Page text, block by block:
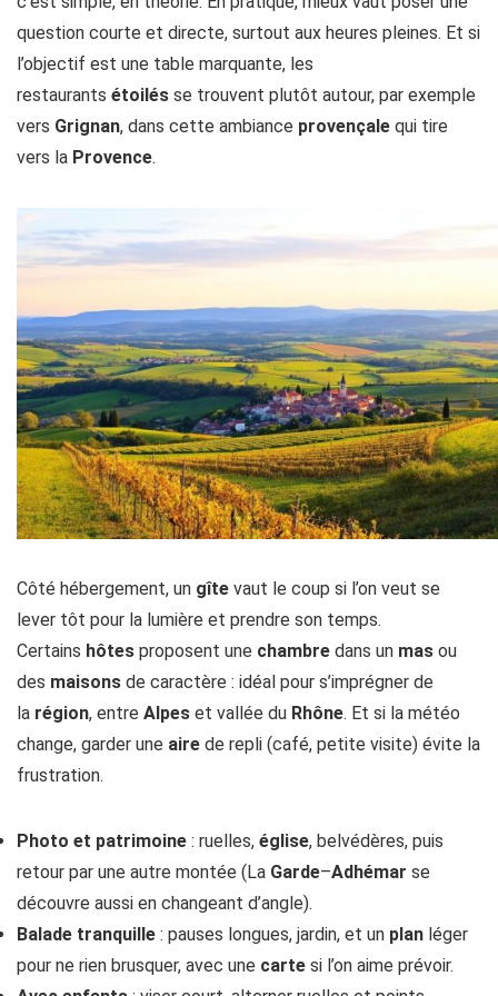
question courte et directe, surtout aux heures pleines. Et si
l’objectif est une table marquante, les
restaurants étoilés se trouvent plutôt autour, par exemple
vers Grignan, dans cette ambiance provençale qui tire
vers la Provence.
Côté hébergement, un gîte vaut le coup si l’on veut se
lever tôt pour la lumière et prendre son temps.
Certains hôtes proposent une chambre dans un mas ou
des maisons de caractère : idéal pour s’imprégner de
la région, entre Alpes et vallée du Rhône. Et si la météo
change, garder une aire de repli (café, petite visite) évite la
frustration.
Photo et patrimoine : ruelles, église, belvédères, puis
retour par une autre montée (La Garde–Adhémar se
découvre aussi en changeant d’angle).
Balade tranquille : pauses longues, jardin, et un plan léger
pour ne rien brusquer, avec une carte si l’on aime prévoir.